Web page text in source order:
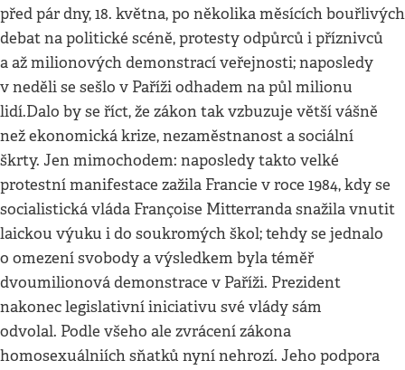
před pár dny, 18. května, po několika měsících bouřlivých
debat na politické scéně, protesty odpůrců i příznivců
a až milionových demonstrací veřejnosti; naposledy
v neděli se sešlo v Paříži odhadem na půl milionu
lidí.Dalo by se říct, že zákon tak vzbuzuje větší vášně
než ekonomická krize, nezaměstnanost a sociální
škrty. Jen mimochodem: naposledy takto velké
protestní manifestace zažila Francie v roce 1984, kdy se
socialistická vláda Françoise Mitterranda snažila vnutit
laickou výuku i do soukromých škol; tehdy se jednalo
o omezení svobody a výsledkem byla téměř
dvoumilionová demonstrace v Paříži. Prezident
nakonec legislativní iniciativu své vlády sám
odvolal. Podle všeho ale zvrácení zákona
homosexuálniích sňatků nyní nehrozí. Jeho podpora